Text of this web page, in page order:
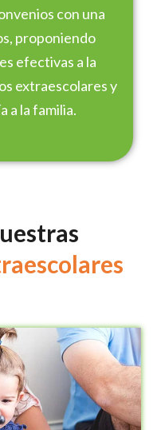
con una
proponiendo
efectivas a la
extraescolares y
a la familia.